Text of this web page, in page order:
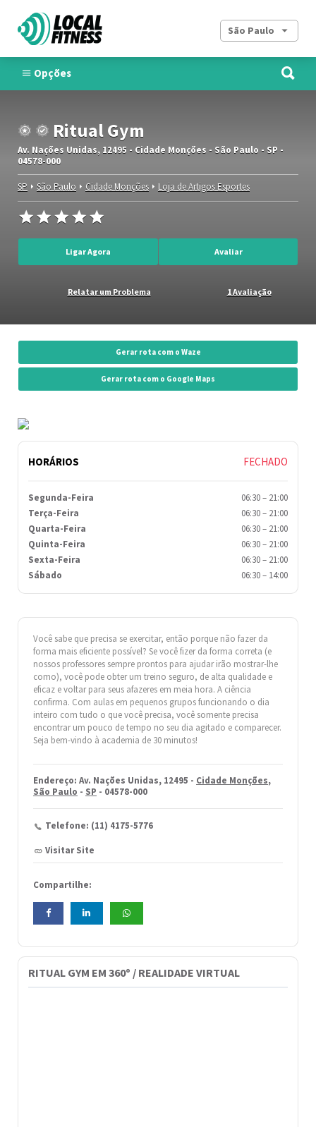
São Paulo
Opções
Ritual Gym
Av. Nações Unidas, 12495 - Cidade Monções - São Paulo - SP -
04578-000
SP São Paulo Cidade Monções Loja de Artigos Esportes
Ligar Agora Avaliar
Relatar um Problema 1 Avaliação
Você sabe que precisa se exercitar, então porque não fazer da
forma mais eficiente possível? Se você fizer da forma correta (e
nossos professores sempre prontos para ajudar irão mostrar-lhe
como), você pode obter um treino seguro, de alta qualidade e
eficaz e voltar para seus afazeres em meia hora. A ciência
confirma. Com aulas em pequenos grupos funcionando o dia
inteiro com tudo o que você precisa, você somente precisa
encontrar um pouco de tempo no seu dia agitado e comparecer.
Seja bem-vindo à academia de 30 minutos!
Endereço: Av. Nações Unidas, 12495 - Cidade Monções,
São Paulo - SP - 04578-000
Telefone: (11) 4175-5776
Visitar Site
Compartilhe:
RITUAL GYM EM 360º / REALIDADE VIRTUAL
Gerar rota com o Waze
Gerar rota com o Google Maps
HORÁRIOS FECHADO
Segunda-Feira 06:30– 21:00
Terça-Feira
06:30– 21:00
Quarta-Feira
06:30– 21:00
Quinta-Feira
06:30– 21:00
Sexta-Feira
06:30– 21:00
Sábado
06:30– 14:00